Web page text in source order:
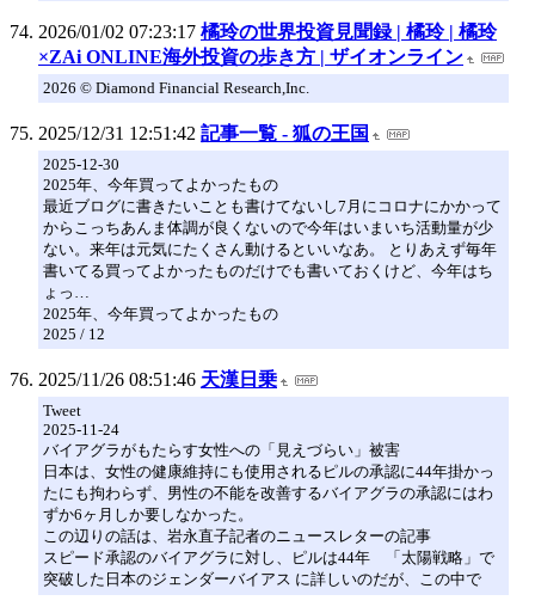
2026/01/02 07:23:17 橘玲の世界投資見聞録 | 橘玲 | 橘玲
×ZAi ONLINE海外投資の歩き方 | ザイオンライン
2026 © Diamond Financial Research,Inc.
2025/12/31 12:51:42 記事一覧 - 狐の王国
2025-12-30
2025年、今年買ってよかったもの
最近ブログに書きたいことも書けてないし7月にコロナにかかって
からこっちあんま体調が良くないので今年はいまいち活動量が少
ない。来年は元気にたくさん動けるといいなあ。 とりあえず毎年
書いてる買ってよかったものだけでも書いておくけど、今年はち
ょっ…
2025年、今年買ってよかったもの
2025 / 12
2025/11/26 08:51:46 天漢日乗
Tweet
2025-11-24
バイアグラがもたらす女性への「見えづらい」被害
日本は、女性の健康維持にも使用されるピルの承認に44年掛かっ
たにも拘わらず、男性の不能を改善するバイアグラの承認にはわ
ずか6ヶ月しか要しなかった。
この辺りの話は、岩永直子記者のニュースレターの記事
スピード承認のバイアグラに対し、ピルは44年 「太陽戦略」で
突破した日本のジェンダーバイアス に詳しいのだが、この中で